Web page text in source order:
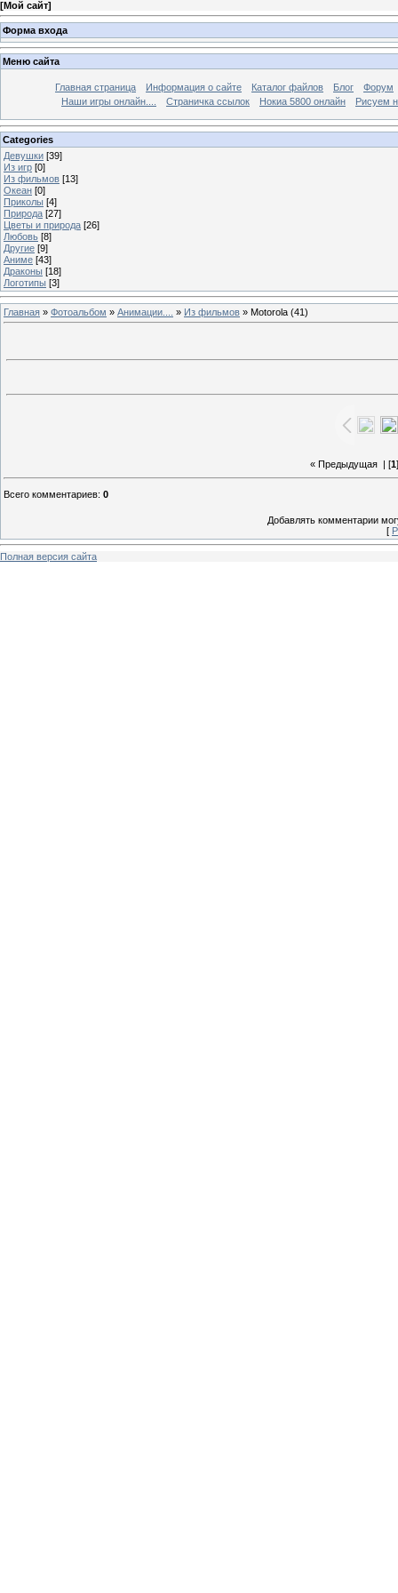
[Мой сайт]
Форма входа
Меню сайта
Главная страница Информация о сайте Каталог файлов Блог
Форум
Наши игры онлайн....
Страничка ссылок Нокиа 5800 онлайн Рисуем
Categories
Девушки [39]
Из игр [0]
Из фильмов [13]
Океан [0]
Приколы [4]
Природа [27]
Цветы и природа [26]
Любовь [8]
Другие [9]
Аниме [43]
Драконы [18]
Логотипы [3]
Главная » Фотоальбом » Анимации.... » Из фильмов » Motorola (41)
« Предыдущая| [1
Всего комментариев: 0
Добавлять комментарии
[
Полная версия сайта